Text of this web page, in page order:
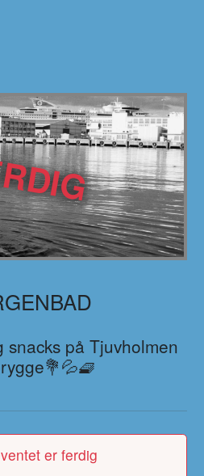
snacks på Tjuvholmen
er ferdig